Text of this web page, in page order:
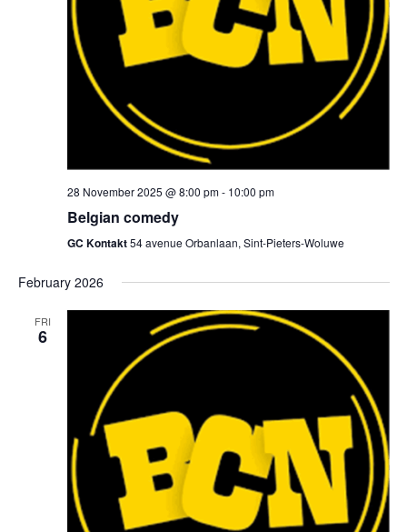
28 November 2025 @ 8:00 pm- 10:00 pm
Belgian comedy
GC Kontakt54 avenue Orbanlaan, Sint-Pieters-Woluwe
February 2026
FRI
6